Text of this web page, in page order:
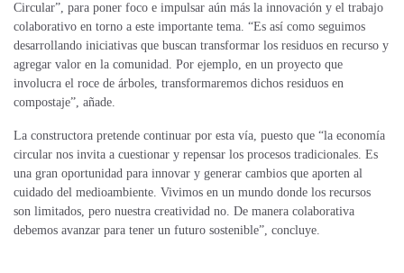
Circular”, para poner foco e impulsar aún más la innovación y el trabajo
colaborativo en torno a este importante tema. “Es así como seguimos
desarrollando iniciativas que buscan transformar los residuos en recurso y
agregar valor en la comunidad. Por ejemplo, en un proyecto que
involucra el roce de árboles, transformaremos dichos residuos en
compostaje”, añade.
La constructora pretende continuar por esta vía, puesto que “la economía
circular nos invita a cuestionar y repensar los procesos tradicionales. Es
una gran oportunidad para innovar y generar cambios que aporten al
cuidado del medioambiente. Vivimos en un mundo donde los recursos
son limitados, pero nuestra creatividad no. De manera colaborativa
debemos avanzar para tener un futuro sostenible”, concluye.